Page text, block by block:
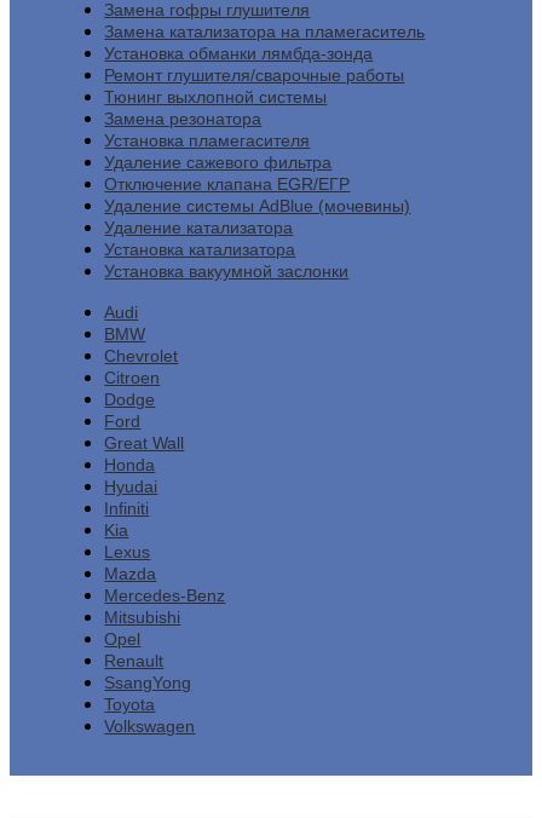
Замена гофры глушителя
Замена катализатора на пламегаситель
Установка обманки лямбда-зонда
Ремонт глушителя/сварочные работы
Тюнинг выхлопной системы
Замена резонатора
Установка пламегасителя
Удаление сажевого фильтра
Отключение клапана EGR/ЕГР
Удаление системы AdBlue (мочевины)
Удаление катализатора
Установка катализатора
Установка вакуумной заслонки
Audi
BMW
Chevrolet
Citroen
Dodge
Ford
Great Wall
Honda
Hyudai
Infiniti
Kia
Lexus
Mazda
Mercedes-Benz
Mitsubishi
Opel
Renault
SsangYong
Toyota
Volkswagen